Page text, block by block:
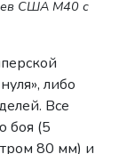
США M40 с
либо
Все
боя (5
80 мм) и